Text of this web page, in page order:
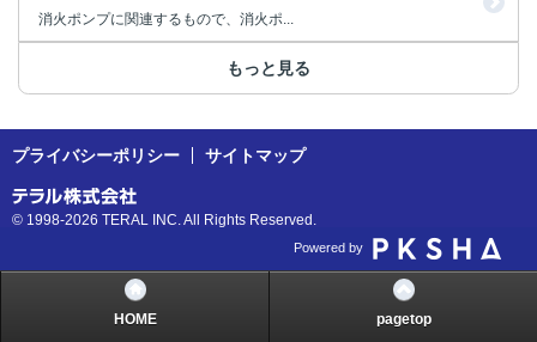
消火ポンプに関連するもので、消火ポ...
もっと見る
プライバシーポリシー サイトマップ
© 1998-2026 TERAL INC. All Rights Reserved.
Powered by
HOME pagetop